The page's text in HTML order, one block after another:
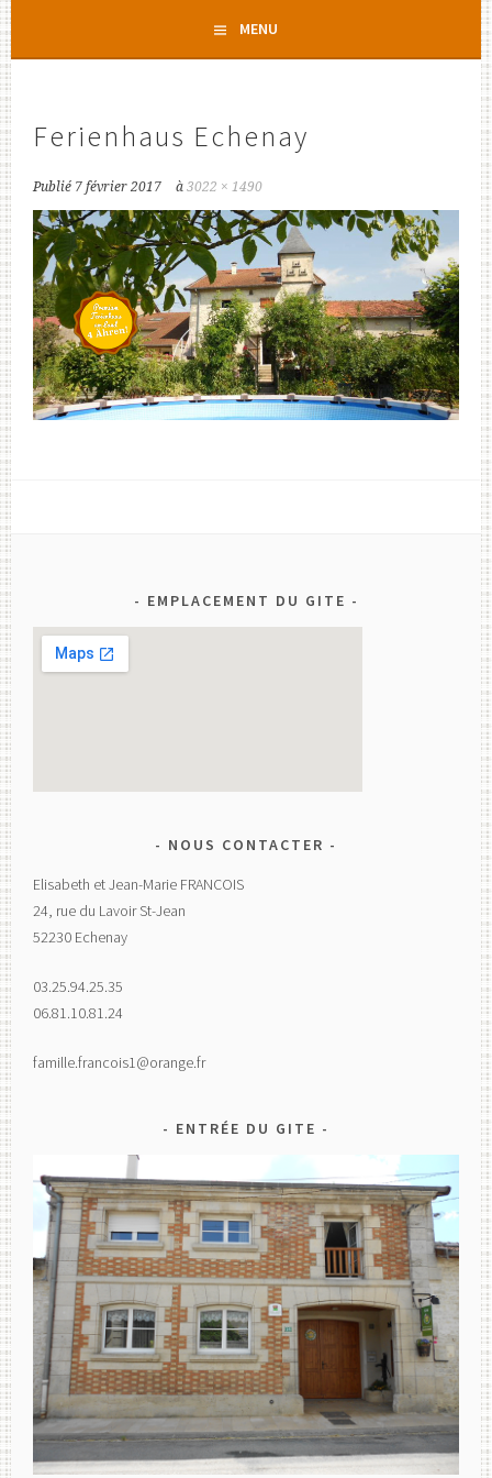
contenu
MENU
Ferienhaus Echenay
Publié 7 février 2017 à3022 × 1490
EMPLACEMENT DU GITE
NOUS CONTACTER
Elisabeth et Jean-Marie FRANCOIS
24, rue du Lavoir St-Jean
52230 Echenay
03.25.94.25.35
06.81.10.81.24
famille.francois1@orange.fr
ENTRÉE DU GITE